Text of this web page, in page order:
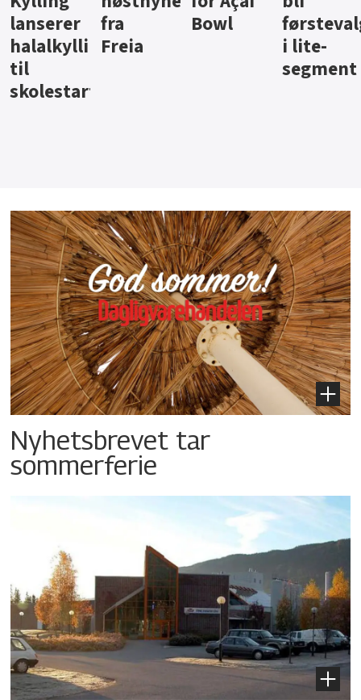
Bowl
førstevalg
i lite-
Berentsen
Hansa
Nyhetsbrevet tar
sommerferie